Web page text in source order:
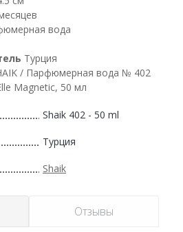
вода
Турция
/ Парфюмерная вода № 402
Magnetic, 50 мл
Shaik 402 - 50 ml
Турция
Shaik
Отзывы